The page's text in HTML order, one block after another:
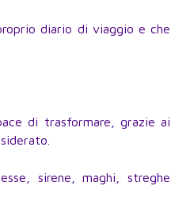
diario di viaggio e che
di trasformare, grazie ai
sirene, maghi, streghe